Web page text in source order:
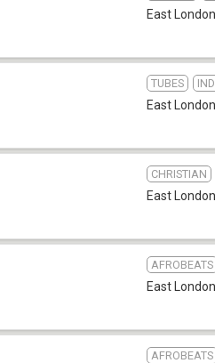
East London
TUBES
East London
CHRISTIAN
East London
AFROBEATS
East London
AFROBEATS